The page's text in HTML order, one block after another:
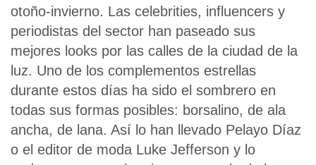
otoño-invierno. Las celebrities, influencers y
periodistas del sector han paseado sus
mejores looks por las calles de la ciudad de la
luz. Uno de los complementos estrellas
durante estos días ha sido el sombrero en
todas sus formas posibles: borsalino, de ala
ancha, de lana. Así lo han llevado Pelayo Díaz
o el editor de moda Luke Jefferson y lo